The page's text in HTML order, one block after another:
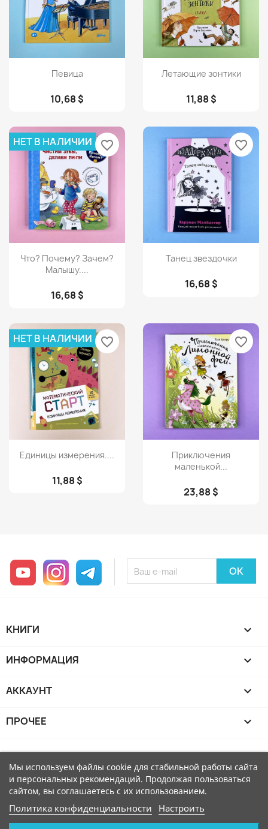
Просмотр
Певица
10,68 $
Просмотр
Летающие зонтики
11,88 $
Просмотр
Что? Почему? Зачем?
Малышу....
16,68 $
НЕТ В НАЛИЧИИ favorite_border
Просмотр
Танец звездочки
16,68 $
favorite_border
Просмотр
Единицы измерения....
11,88 $
НЕТ В НАЛИЧИИ favorite_border
Просмотр
Приключения
маленькой...
23,88 $
favorite_border
YouTube InstagramTelegram
КНИГИ 
ИНФОРМАЦИЯ 
АККАУНТ 
ПРОЧЕЕ 
Мы используем файлы cookie для стабильной работы сайта
и персональных рекомендаций. Продолжая пользоваться
сайтом, вы соглашаетесь с их использованием.
Политика конфиденциальности Настроить